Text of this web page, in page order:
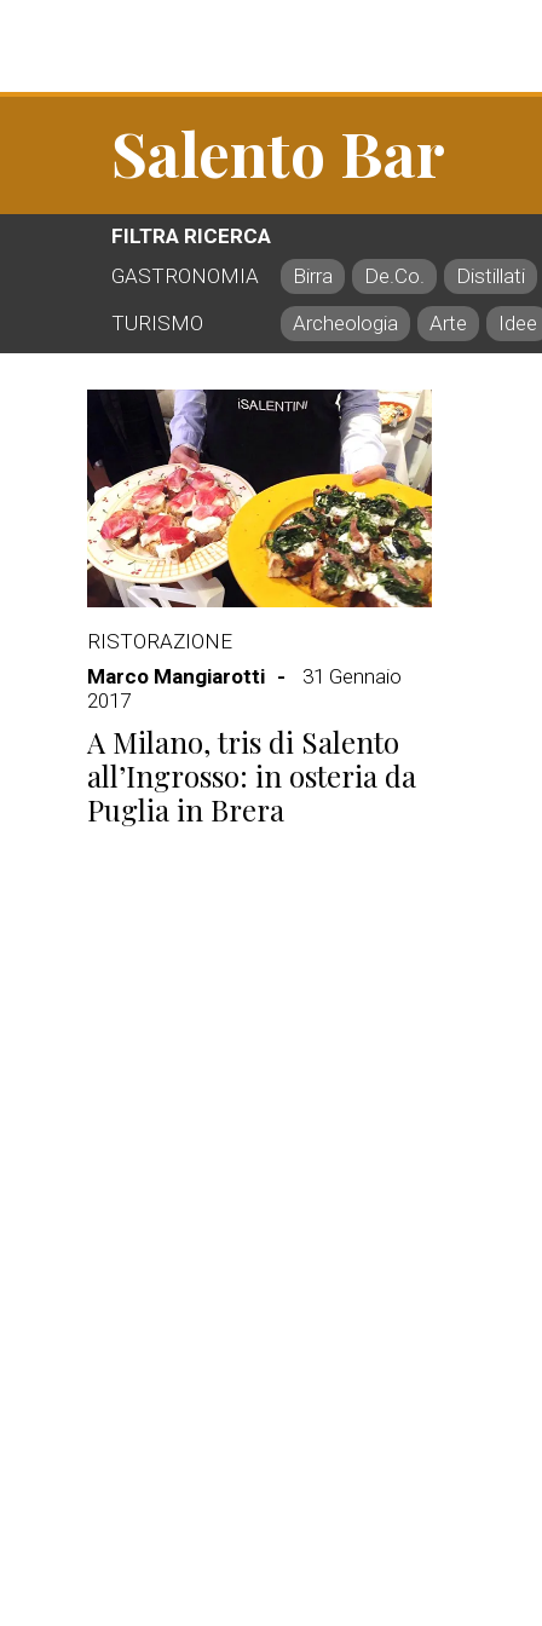
Salento Bar
FILTRA RICERCA
GASTRONOMIA
Birra De.Co.
Distillati
TURISMO
Archeologia Arte Idee
RISTORAZIONE
Marco Mangiarotti
31 Gennaio
2017
A Milano, tris di Salento
all’Ingrosso: in osteria da
Puglia in Brera